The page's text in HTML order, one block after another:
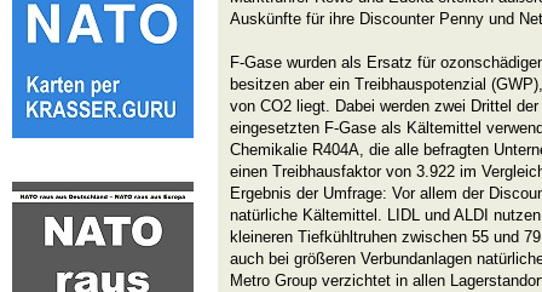
Auskünfte für ihre Discounter Penny und
F-Gase wurden als Ersatz für
besitzen aber ein Treibhauspotenzial
von CO2 liegt. Dabei werden zwei Drittel
eingesetzten F-Gase als Kältemittel
Chemikalie R404A, die alle befragten
einen Treibhausfaktor von 3.922 im
Ergebnis der Umfrage: Vor allem der
natürliche Kältemittel. LIDL und ALDI
kleineren Tiefkühltruhen zwischen 55 und
auch bei größeren Verbundanlagen
Metro Group verzichtet in allen